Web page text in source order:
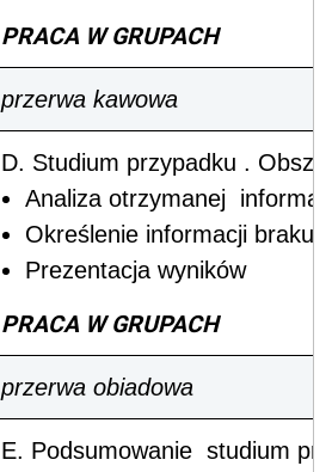
PRACA W GRUPACH
przerwa kawowa
D. Studium przypadku .
Analiza otrzymanej
Określenie informacji
Prezentacja wyników
PRACA W GRUPACH
przerwa obiadowa
E. Podsumowanie studium